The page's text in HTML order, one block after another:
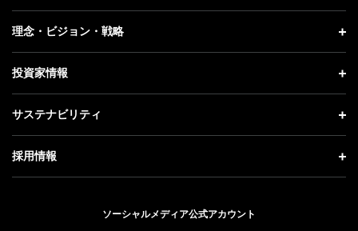
プレスリリース
更新情報
記者説明会
企業情報 トップ
社長メッセージ
事業紹介
ガバナンス
理念・ビジョン・戦略
理念・ビジョン・戦略 トップ
成長戦略「Activate AI for Society」
人材戦略
投資家情報
投資家情報 トップ
経営方針
サステナビリティ
サステナビリティ トップ
トップメッセージ
ESG方針・体制
採用情報
ソーシャルメディア公式アカウント